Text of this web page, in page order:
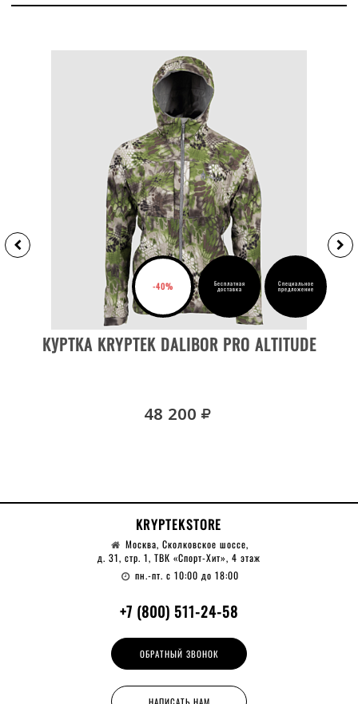
ВЫБРАТЬ РАЗМЕР
-40% Бесплатная
доставка
Специальное
предложение
КУРТКА KRYPTEK DALIBOR PRO ALTITUDE
48 200
KRYPTEKSTORE
Москва, Сколковское шоссе,
д. 31, стр. 1, ТВК «Спорт-Хит», 4 этаж
пн.-пт. с 10:00 до 18:00
+7 (800) 511-24-58
ОБРАТНЫЙ ЗВОНОК
НАПИСАТЬ НАМ